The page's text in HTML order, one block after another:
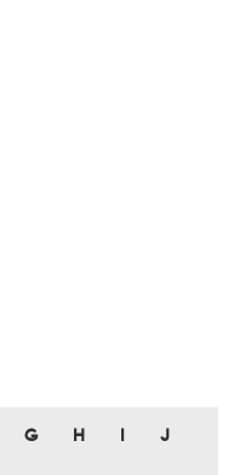
G H J